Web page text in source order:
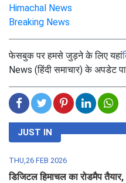
Himachal News
Breaking News
फेसबुक पर हमसे जुड़ने के लिए यहां
News (हिंदी समाचार) के अपडेट
JUST IN
THU,26 FEB 2026
डिजिटल हिमाचल का रोडमैप